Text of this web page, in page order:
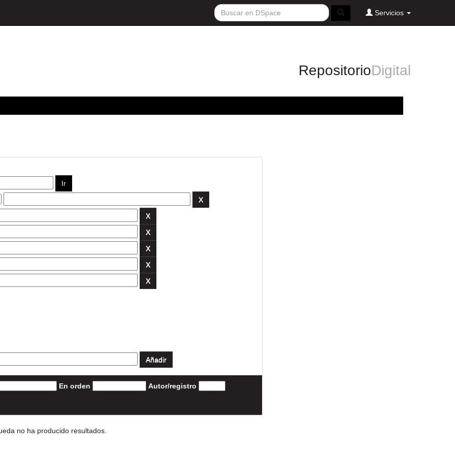
Servicios
RepositorioDigital
En orden Autor/registro
no ha producido resultados.